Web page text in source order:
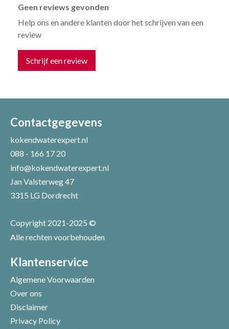
Geen reviews gevonden
Help ons en andere klanten door het schrijven van een
review
Schrijf een review
Uw naam *
Uw recensie *
Contactgegevens
kokendwaterexpert.nl
088 - 166 17 20
info@kokendwaterexpert.nl
Jan Valsterweg 47
3315 LG Dordrecht
Copyright 2021-2025 ©
Alle rechten voorbehouden
Klantenservice
Algemene Voorwaarden
Over ons
Disclaimer
Privacy Policy